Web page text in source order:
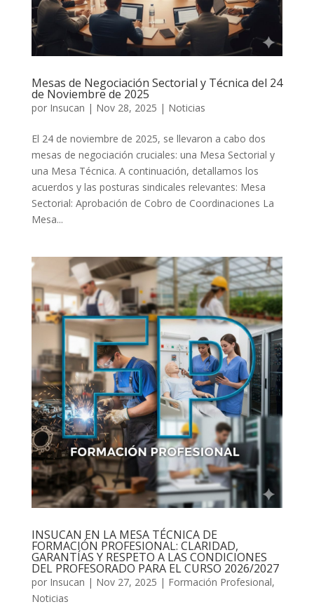
Mesas de Negociación Sectorial y Técnica del 24
de Noviembre de 2025
por Insucan | Nov 28, 2025 | Noticias
El 24 de noviembre de 2025, se llevaron a cabo dos
mesas de negociación cruciales: una Mesa Sectorial y
una Mesa Técnica. A continuación, detallamos los
acuerdos y las posturas sindicales relevantes: Mesa
Sectorial: Aprobación de Cobro de Coordinaciones La
Mesa...
INSUCAN EN LA MESA TÉCNICA DE
FORMACIÓN PROFESIONAL: CLARIDAD,
GARANTÍAS Y RESPETO A LAS CONDICIONES
DEL PROFESORADO PARA EL CURSO 2026/2027
por Insucan | Nov 27, 2025 | Formación Profesional,
Noticias